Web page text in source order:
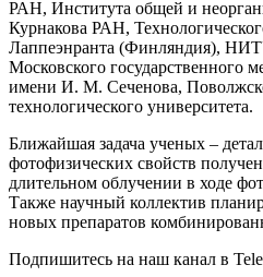
РАН, Института общей и
Курнакова РАН,
Лаппеэнранта (Финляндия),
Московского государственного
имени И. М. Сеченова,
технологического университета.
Ближайшая задача ученых –
фотофизических свойств
длительном облучении в ходе
Также научный коллектив
новых препаратов
Подпишитесь на наш канал в